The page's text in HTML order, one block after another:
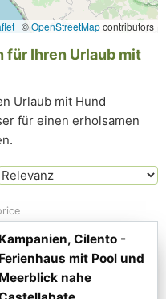
| ©OpenStreetMapcontributors
für Ihren Urlaub mit
Urlaub mit Hund
für einen erholsamen
Kampanien, Cilento -
Ferienhaus mit Pool und
Meerblick nahe